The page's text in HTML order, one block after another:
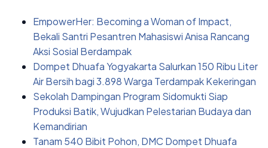
EmpowerHer: Becoming a Woman of Impact,
Bekali Santri Pesantren Mahasiswi Anisa Rancang
Aksi Sosial Berdampak
Dompet Dhuafa Yogyakarta Salurkan 150 Ribu Liter
Air Bersih bagi 3.898 Warga Terdampak Kekeringan
Sekolah Dampingan Program Sidomukti Siap
Produksi Batik, Wujudkan Pelestarian Budaya dan
Kemandirian
Tanam 540 Bibit Pohon, DMC Dompet Dhuafa